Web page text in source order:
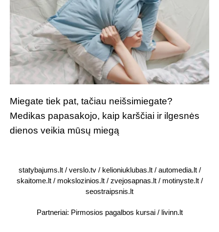
Miegate tiek pat, tačiau neišsimiegate?
Medikas papasakojo, kaip karščiai ir ilgesnės
dienos veikia mūsų miegą
statybajums.lt/ verslo.tv/ kelioniuklubas.lt/ automedia.lt/
skaitome.lt/ mokslozinios.lt/ zvejosapnas.lt/ motinyste.lt/
seostraipsnis.lt
Partneriai: Pirmosios pagalbos kursai/ livinn.lt